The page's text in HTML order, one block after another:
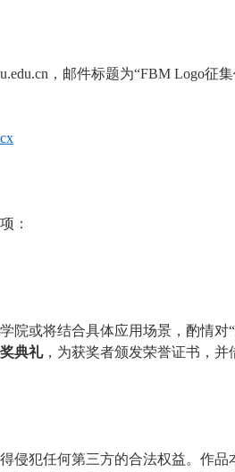
.edu.cn ，邮件标题为“FBM Logo征
：
院或将结合具体应用场景，酌情对“
典礼，为获奖者颁发荣誉证书，并
侵犯任何第三方的合法权益。作